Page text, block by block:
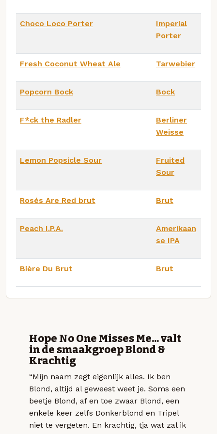
Choco Loco Porter
Imperial
Porter
Fresh Coconut Wheat Ale Tarwebier
Popcorn Bock Bock
F*ck the Radler
Berliner
Weisse
Lemon Popsicle Sour
Fruited
Sour
Rosés Are Red brut Brut
Peach I.P.A.
Amerikaan
se IPA
Bière Du Brut Brut
Hope No One Misses Me... valt
in de smaakgroep Blond &
Krachtig
“Mijn naam zegt eigenlijk alles. Ik ben
Blond, altijd al geweest weet je. Soms een
beetje Blond, af en toe zwaar Blond, een
enkele keer zelfs Donkerblond en Tripel
niet te vergeten. En krachtig, tja wat zal ik